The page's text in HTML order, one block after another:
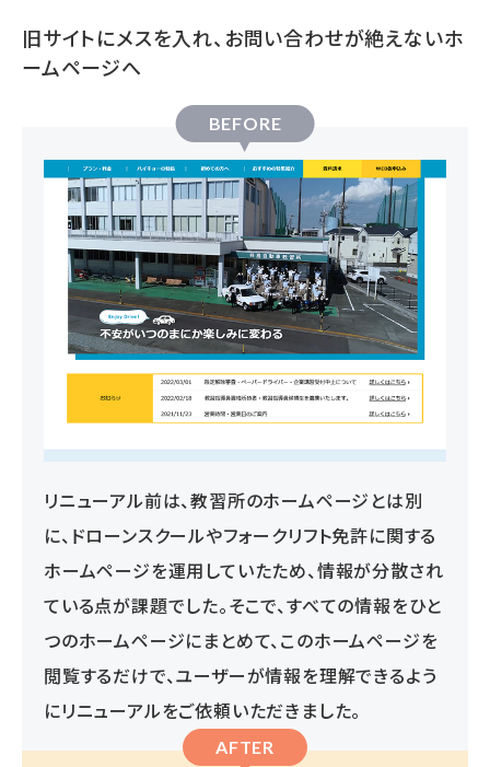
旧サイトにメスを入れ、お問い合わせが絶えないホ
ームページへ
BEFORE
リニューアル前は、教習所のホームページとは別
に、ドローンスクールやフォークリフト免許に関する
ホームページを運用していたため、情報が分散され
ている点が課題でした。そこで、すべての情報をひと
つのホームページにまとめて、このホームページを
閲覧するだけで、ユーザーが情報を理解できるよう
にリニューアルをご依頼いただきました。
AFTER